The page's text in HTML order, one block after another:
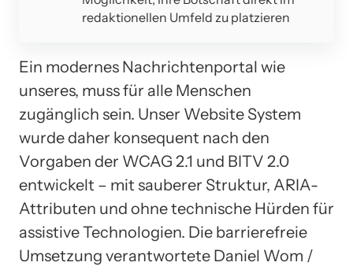
redaktionellen Umfeld zu platzieren
Ein modernes Nachrichtenportal wie
unseres, muss für alle Menschen
zugänglich sein. Unser Website System
wurde daher konsequent nach den
Vorgaben der WCAG 2.1 und BITV 2.0
entwickelt – mit sauberer Struktur, ARIA-
Attributen und ohne technische Hürden für
assistive Technologien. Die barrierefreie
Umsetzung verantwortete Daniel Wom /